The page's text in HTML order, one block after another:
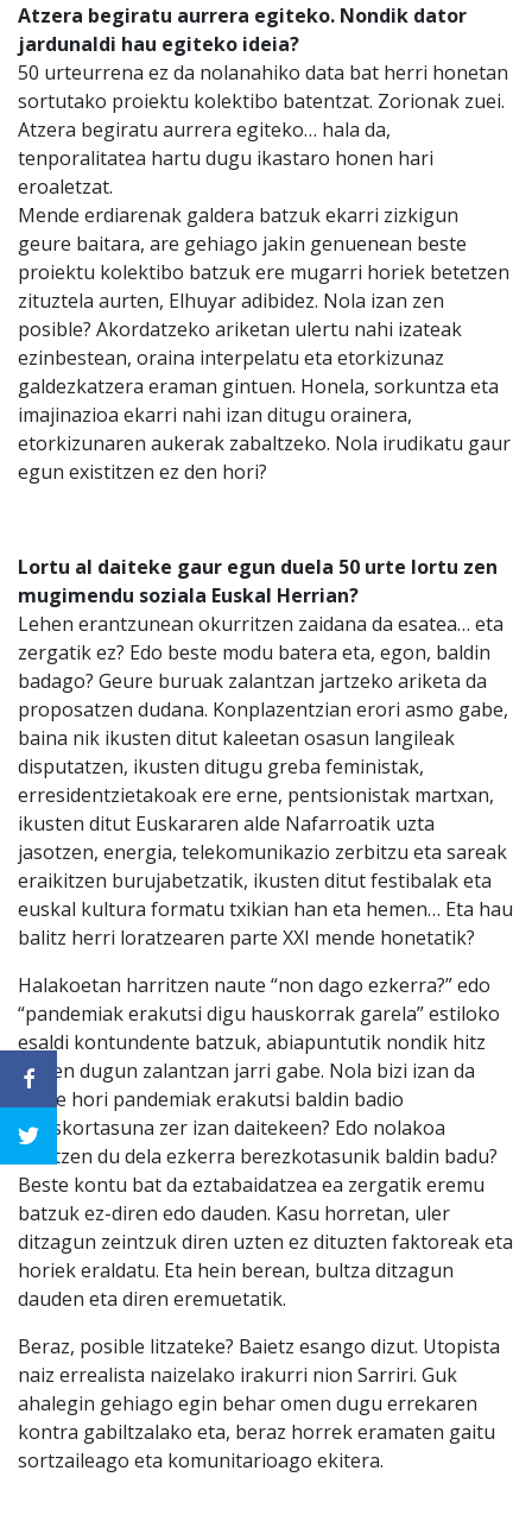
Atzera begiratu aurrera egiteko. Nondik dator
jardunaldi hau egiteko ideia?
50 urteurrena ez da nolanahiko data bat herri honetan
sortutako proiektu kolektibo batentzat. Zorionak zuei.
Atzera begiratu aurrera egiteko… hala da,
tenporalitatea hartu dugu ikastaro honen hari
eroaletzat.
Mende erdiarenak galdera batzuk ekarri zizkigun
geure baitara, are gehiago jakin genuenean beste
proiektu kolektibo batzuk ere mugarri horiek betetzen
zituztela aurten, Elhuyar adibidez. Nola izan zen
posible? Akordatzeko ariketan ulertu nahi izateak
ezinbestean, oraina interpelatu eta etorkizunaz
galdezkatzera eraman gintuen. Honela, sorkuntza eta
imajinazioa ekarri nahi izan ditugu orainera,
etorkizunaren aukerak zabaltzeko. Nola irudikatu gaur
egun existitzen ez den hori?
Lortu al daiteke gaur egun duela 50 urte lortu zen
mugimendu soziala Euskal Herrian?
Lehen erantzunean okurritzen zaidana da esatea… eta
zergatik ez? Edo beste modu batera eta, egon, baldin
badago? Geure buruak zalantzan jartzeko ariketa da
proposatzen dudana. Konplazentzian erori asmo gabe,
baina nik ikusten ditut kaleetan osasun langileak
disputatzen, ikusten ditugu greba feministak,
erresidentzietakoak ere erne, pentsionistak martxan,
ikusten ditut Euskararen alde Nafarroatik uzta
jasotzen, energia, telekomunikazio zerbitzu eta sareak
eraikitzen burujabetzatik, ikusten ditut festibalak eta
euskal kultura formatu txikian han eta hemen… Eta hau
balitz herri loratzearen parte XXI mende honetatik?
Halakoetan harritzen naute “non dago ezkerra?” edo
“pandemiak erakutsi digu hauskorrak garela” estiloko
esaldi kontundente batzuk, abiapuntutik nondik hitz
egiten dugun zalantzan jarri gabe. Nola bizi izan da
jende hori pandemiak erakutsi baldin badio
hauskortasuna zer izan daitekeen? Edo nolakoa
ulertzen du dela ezkerra berezkotasunik baldin badu?
Beste kontu bat da eztabaidatzea ea zergatik eremu
batzuk ez-diren edo dauden. Kasu horretan, uler
ditzagun zeintzuk diren uzten ez dituzten faktoreak eta
horiek eraldatu. Eta hein berean, bultza ditzagun
dauden eta diren eremuetatik.
Beraz, posible litzateke? Baietz esango dizut. Utopista
naiz errealista naizelako irakurri nion Sarriri. Guk
ahalegin gehiago egin behar omen dugu errekaren
kontra gabiltzalako eta, beraz horrek eramaten gaitu
sortzaileago eta komunitarioago ekitera.